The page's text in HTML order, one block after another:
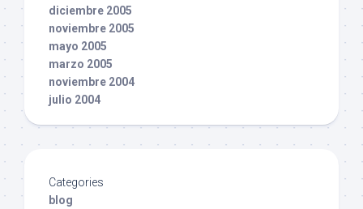
diciembre 2005
noviembre 2005
mayo 2005
marzo 2005
noviembre 2004
julio 2004
Categories
blog